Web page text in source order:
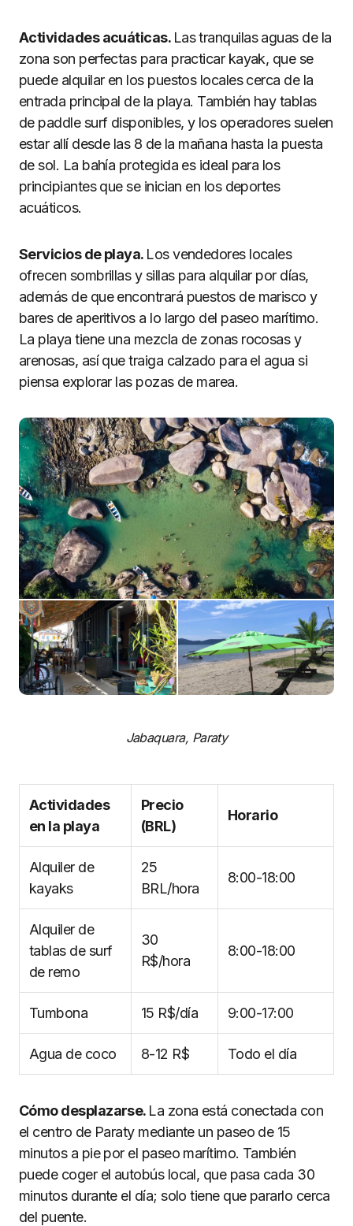
Actividades acuáticas. Las tranquilas aguas de la
zona son perfectas para practicar kayak, que se
puede alquilar en los puestos locales cerca de la
entrada principal de la playa. También hay tablas
de paddle surf disponibles, y los operadores suelen
estar allí desde las 8 de la mañana hasta la puesta
de sol. La bahía protegida es ideal para los
principiantes que se inician en los deportes
acuáticos.
Servicios de playa. Los vendedores locales
ofrecen sombrillas y sillas para alquilar por días,
además de que encontrará puestos de marisco y
bares de aperitivos a lo largo del paseo marítimo.
La playa tiene una mezcla de zonas rocosas y
arenosas, así que traiga calzado para el agua si
piensa explorar las pozas de marea.
Jabaquara, Paraty
Actividades
en la playa
Precio
(BRL)
Horario
Alquiler de
kayaks
25
BRL/hora
8:00-18:00
Alquiler de
tablas de surf
de remo
30
R$/hora
8:00-18:00
Tumbona 15 R$/día 9:00-17:00
Agua de coco 8-12 R$ Todo el día
Cómo desplazarse. La zona está conectada con
el centro de Paraty mediante un paseo de 15
minutos a pie por el paseo marítimo. También
puede coger el autobús local, que pasa cada 30
minutos durante el día; solo tiene que pararlo cerca
del puente.